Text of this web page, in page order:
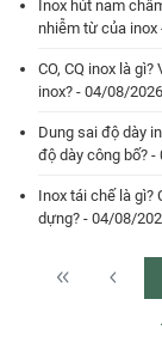
Inox hút nam
nhiễm từ của
CO, CQ inox là
inox? - 04/08/2026
Dung sai độ dày
độ dày công bố?
Inox tái chế là gì?
dựng? - 04/08/